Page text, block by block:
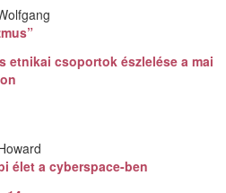
etnikai csoportok észlelése a mai
élet a cyberspace-ben